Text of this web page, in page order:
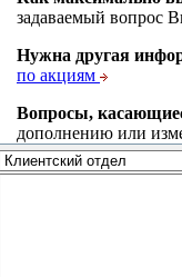
задаваемый вопрос
Нужна другая
по акциям
Вопросы,
дополнению или